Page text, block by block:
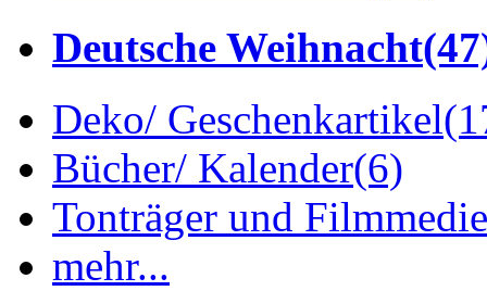
Deutsche Weihnacht
Deko/ Geschenkartikel
Bücher/ Kalender(6)
Tonträger und
mehr...